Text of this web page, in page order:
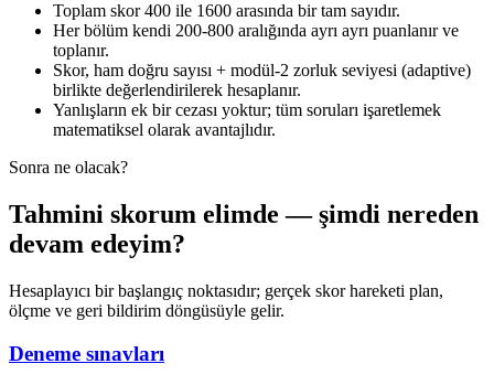
Toplam skor 400 ile 1600 arasında bir tam sayıdır.
Her bölüm kendi 200-800 aralığında ayrı ayrı puanlanır ve
toplanır.
Skor, ham doğru sayısı + modül-2 zorluk seviyesi (adaptive)
birlikte değerlendirilerek hesaplanır.
Yanlışların ek bir cezası yoktur; tüm soruları işaretlemek
matematiksel olarak avantajlıdır.
Sonra ne olacak?
Tahmini skorum elimde — şimdi nereden
devam edeyim?
Hesaplayıcı bir başlangıç noktasıdır; gerçek skor hareketi plan,
ölçme ve geri bildirim döngüsüyle gelir.
Deneme sınavları